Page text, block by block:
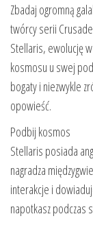
Zbadaj ogromną
twórcy serii
Stellaris, ewolucję
kosmosu u swej
bogaty i niezwykle
opowieść.
Podbij kosmos
Stellaris posiada
nagradza
interakcje i
napotkasz podczas